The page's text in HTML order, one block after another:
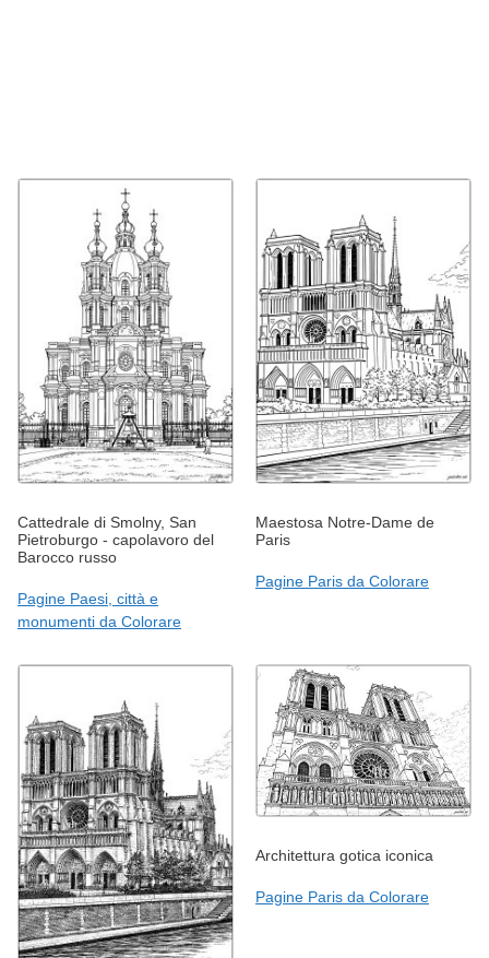
Cattedrale di Smolny, San
Pietroburgo - capolavoro del
Barocco russo
Pagine Paesi, città e
monumenti da Colorare
Maestosa Notre-Dame de
Paris
Pagine Paris da Colorare
Architettura gotica iconica
Pagine Paris da Colorare